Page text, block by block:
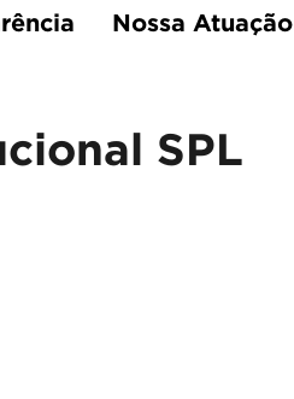
Nossa Atuação
SPL